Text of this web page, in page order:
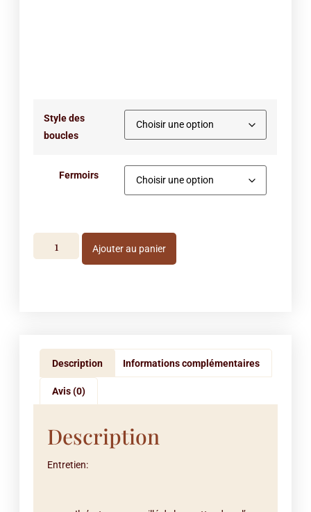
Style des
boucles
Fermoirs
Ajouter au panier
Description Informations complémentaires
Avis (0)
Description
Entretien: